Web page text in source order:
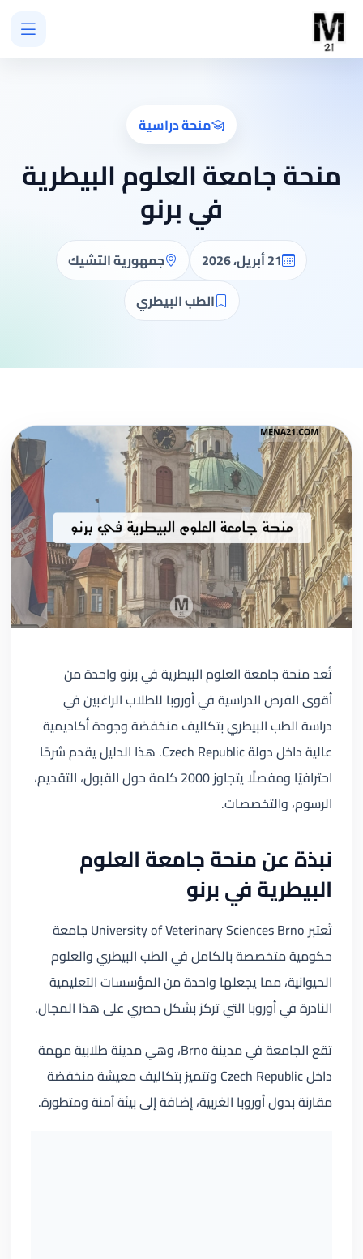
منحة دراسية
منحة جامعة العلوم البيطرية
في برنو
21 أبريل، 2026
جمهورية التشيك
الطب البيطري
تُعد منحة جامعة العلوم البيطرية في برنو واحدة من
أقوى الفرص الدراسية في أوروبا للطلاب الراغبين في
دراسة الطب البيطري بتكاليف منخفضة وجودة أكاديمية
عالية داخل دولة Czech Republic. هذا الدليل يقدم شرحًا
احترافيًا ومفصلًا يتجاوز 2000 كلمة حول القبول، التقديم،
الرسوم، والتخصصات.
نبذة عن منحة جامعة العلوم
البيطرية في برنو
تُعتبر University of Veterinary Sciences Brno جامعة
حكومية متخصصة بالكامل في الطب البيطري والعلوم
الحيوانية، مما يجعلها واحدة من المؤسسات التعليمية
النادرة في أوروبا التي تركز بشكل حصري على هذا المجال.
تقع الجامعة في مدينة Brno، وهي مدينة طلابية مهمة
داخل Czech Republic وتتميز بتكاليف معيشة منخفضة
مقارنة بدول أوروبا الغربية، إضافة إلى بيئة آمنة ومتطورة.